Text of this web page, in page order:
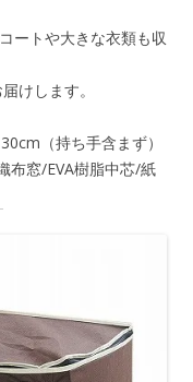
ートや大きな衣類も収
けします。
（持ち手含まず）
布窓/EVA樹脂中芯/紙